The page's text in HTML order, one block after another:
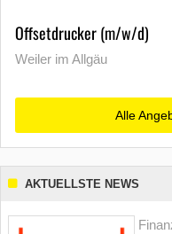
Offsetdrucker (m/w/d)
Weiler im Allgäu
Alle
AKTUELLSTE NEWS